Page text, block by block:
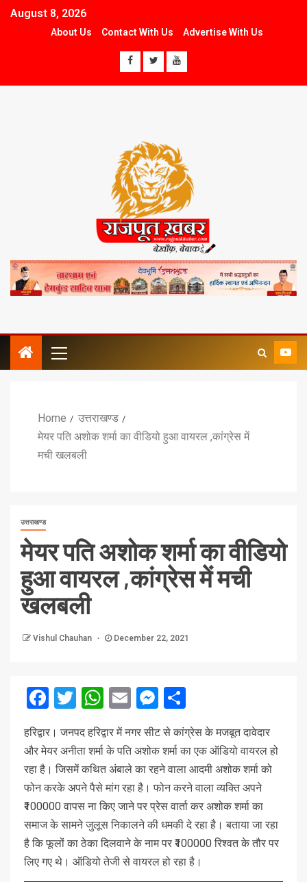
August 8, 2026
About Us Contact With Us Advertise With Us
Home
उत्तराखण्ड
मेयर पति अशोक शर्मा का वीडियो हुआ वायरल ,कांग्रेस में
मची खलबली
उत्तराखण्ड
मेयर पति अशोक शर्मा का वीडियो
हुआ वायरल ,कांग्रेस में मची
खलबली
Vishul Chauhan December 22, 2021
Facebook
Twitter
WhatsApp
EmailMessenger
हरिद्वार। जनपद हरिद्वार में नगर सीट से कांग्रेस के मजबूत दावेदार
और मेयर अनीता शर्मा के पति अशोक शर्मा का एक ऑडियो वायरल हो
रहा है। जिसमें कथित अंबाले का रहने वाला आदमी अशोक शर्मा को
फोन करके अपने पैसे मांग रहा है। फोन करने वाला व्यक्ति अपने
₹100000 वापस ना किए जाने पर प्रेस वार्ता कर अशोक शर्मा का
समाज के सामने जुलूस निकालने की धमकी दे रहा है। बताया जा रहा
है कि फूलों का ठेका दिलवाने के नाम पर ₹100000 रिश्वत के तौर पर
लिए गए थे। ऑडियो तेजी से वायरल हो रहा है।